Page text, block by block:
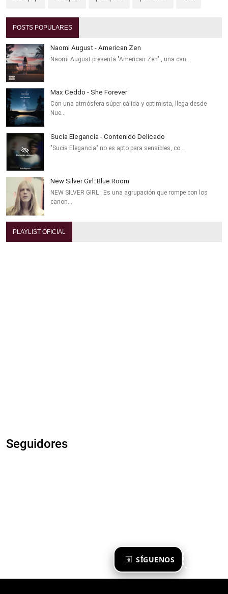
SÍGUENOS
POSTS POPULARES
Naomi August - American Zen
Naomi August presenta "American Zen" , una can…
Max Ceddo - She Forever
Con una atmósfera súper cálida y optimista, llega desde
Nue…
Sucia Elegancia - Contenido Delicado
"Sucia Elegancia" no es apto para sensibles, co…
New Silver Girl: Blue Room
NEW SILVER GIRL : Es una agrupación que rompe con los
canon…
PLAYLIST OFICIAL
Seguidores